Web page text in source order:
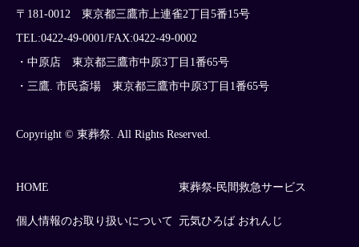
〒181-0012 東京都三鷹市上連雀2丁目5番15号
TEL:0422-49-0001/FAX:0422-49-0002
・中原店 東京都三鷹市中原3丁目1番65号
・三鷹. 市民斎場 東京都三鷹市中原3丁目1番65号
Copyright © 東葬祭. All Rights Reserved.
HOME
個人情報のお取り扱いについて
東葬祭-民間救急サービス
元気ひろば おれんじ